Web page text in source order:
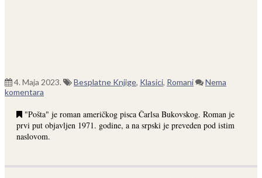
4. Maja 2023. Besplatne Knjige, Klasici, Romani
Nema
komentara
"Pošta" je roman američkog pisca Čarlsa Bukovskog. Roman je
prvi put objavljen 1971. godine, a na srpski je preveden pod istim
naslovom.